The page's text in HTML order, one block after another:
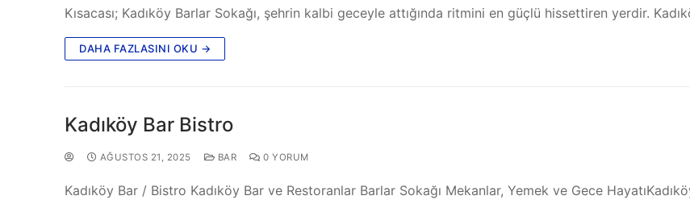
Kısacası; Kadıköy Barlar Sokağı, şehrin kalbi geceyle attığında ritmini en güçlü hissettiren yerdir.
DAHA FAZLASINI OKU →
Kadıköy Bar Bistro
AĞUSTOS 21, 2025 BAR 0 YORUM
Kadıköy Bar / Bistro Kadıköy Bar ve Restoranlar Barlar Sokağı Mekanlar, Yemek ve Gece